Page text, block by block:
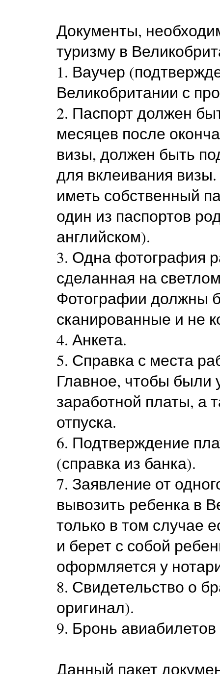
Документы,
туризму в
1. Ваучер
Великобритании с
2. Паспорт должен
месяцев после
визы, должен быть
для вклеивания
иметь собственный
один из паспортов
английском).
3. Одна фотография
сделанная на
Фотографии должны
сканированные и не
4. Анкета.
5. Справка с места
Главное, чтобы были
заработной платы, а
отпуска.
6. Подтверждение
(справка из банка).
7. Заявление от
вывозить ребенка в
только в том случае
и берет с собой
оформляется у
8. Свидетельство о
оригинал).
9. Бронь
Данный пакет